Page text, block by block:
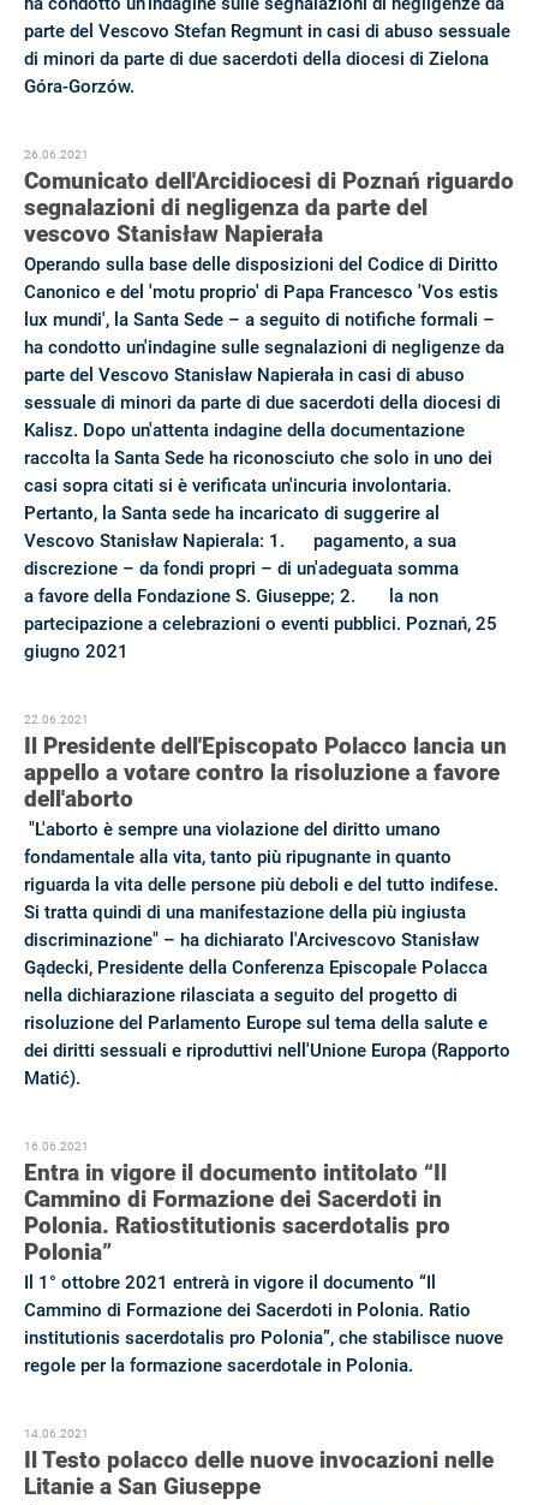
parte del Vescovo Stefan Regmunt in casi di abuso sessuale
di minori da parte di due sacerdoti della diocesi di Zielona
Góra-Gorzów.
26.06.2021
Comunicato dell'Arcidiocesi di Poznań riguardo
segnalazioni di negligenza da parte del
vescovo Stanisław Napierała
Operando sulla base delle disposizioni del Codice di Diritto
Canonico e del 'motu proprio' di Papa Francesco 'Vos estis
lux mundi', la Santa Sede – a seguito di notifiche formali –
ha condotto un'indagine sulle segnalazioni di negligenze da
parte del Vescovo Stanisław Napierała in casi di abuso
sessuale di minori da parte di due sacerdoti della diocesi di
Kalisz. Dopo un'attenta indagine della documentazione
raccolta la Santa Sede ha riconosciuto che solo in uno dei
casi sopra citati si è verificata un'incuria involontaria.
Pertanto, la Santa sede ha incaricato di suggerire al
Vescovo Stanisław Napierala: 1. pagamento, a sua
discrezione – da fondi propri – di un'adeguata somma
a favore della Fondazione S. Giuseppe; 2. la non
partecipazione a celebrazioni o eventi pubblici. Poznań, 25
giugno 2021
22.06.2021
Il Presidente dell'Episcopato Polacco lancia un
appello a votare contro la risoluzione a favore
dell'aborto
"L'aborto è sempre una violazione del diritto umano
fondamentale alla vita, tanto più ripugnante in quanto
riguarda la vita delle persone più deboli e del tutto indifese.
Si tratta quindi di una manifestazione della più ingiusta
discriminazione" – ha dichiarato l'Arcivescovo Stanisław
Gądecki, Presidente della Conferenza Episcopale Polacca
nella dichiarazione rilasciata a seguito del progetto di
risoluzione del Parlamento Europe sul tema della salute e
dei diritti sessuali e riproduttivi nell'Unione Europa (Rapporto
Matić).
16.06.2021
Entra in vigore il documento intitolato “Il
Cammino di Formazione dei Sacerdoti in
Polonia. Ratiostitutionis sacerdotalis pro
Polonia”
Il 1° ottobre 2021 entrerà in vigore il documento “Il
Cammino di Formazione dei Sacerdoti in Polonia. Ratio
institutionis sacerdotalis pro Polonia”, che stabilisce nuove
regole per la formazione sacerdotale in Polonia.
14.06.2021
Il Testo polacco delle nuove invocazioni nelle
Litanie a San Giuseppe